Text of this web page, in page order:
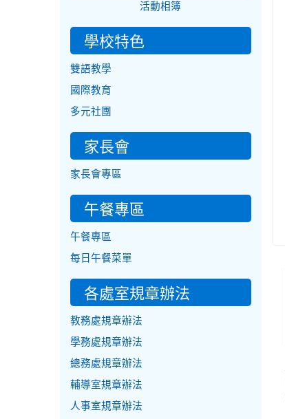
活動相簿
學校特色
雙語教學
國際教育
多元社團
家長會
家長會專區
午餐專區
午餐專區
每日午餐菜單
各處室規章辦法
教務處規章辦法
學務處規章辦法
總務處規章辦法
輔導室規章辦法
人事室規章辦法